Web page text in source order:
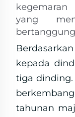
yang
kepada
tiga
tahunan